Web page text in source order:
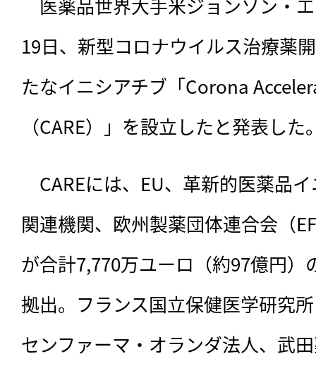
19日、新型コロナウイルス治療薬
たなイニシアチブ「Corona
（CARE）」を設立したと発表した
CAREには、EU、革新的医薬品
関連機関、欧州製薬団体連合会（
が合計7,770万ユーロ（約97億円
拠出。フランス国立保健医学研究
センファーマ・オランダ法人、武